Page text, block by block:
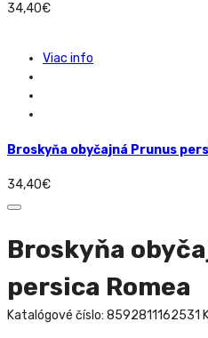
34,40€
Viac info
Broskyňa obyčajná Prunus
34,40€
Broskyňa
persica Romea
Katalógové číslo: 8592811162531